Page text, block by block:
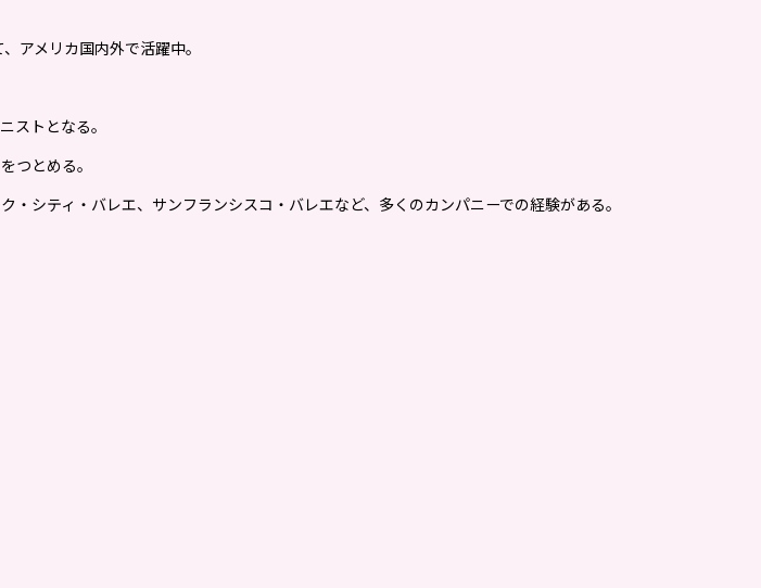
アメリカ国内外で活躍中。
ストとなる。
つとめる。
シティ・バレエ、サンフランシスコ・バレエなど、多くのカンパニーでの経験がある。